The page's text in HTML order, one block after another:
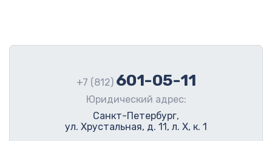
+7 (812) 601-05-11
Юридический адрес:
Санкт-Петербург,
ул. Хрустальная, д. 11, л. Х, к. 1